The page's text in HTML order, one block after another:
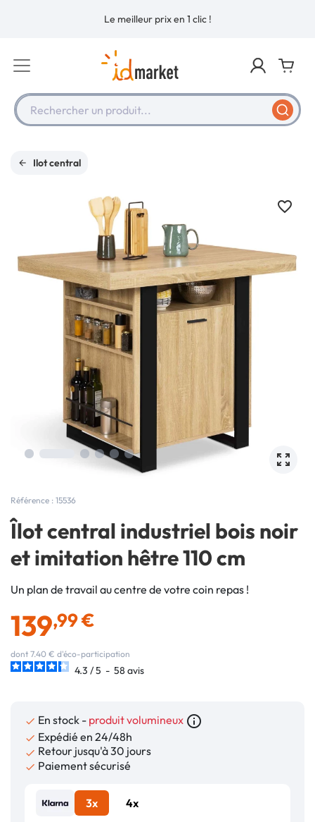
Le meilleur prix en 1 clic !
Rechercher un produit...
Ilot central
Référence : 15536
Îlot central industriel bois noir
et imitation hêtre 110 cm
Un plan de travail au centre de votre coin repas !
139,99 €
dont 7.40 € d'éco-participation
4.3 /5 - 58 avis
 En stock - produit volumineux info_outline
 Expédié en 24/48h
 Retour jusqu'à 30 jours
 Paiement sécurisé
3x 4x
favorite_border